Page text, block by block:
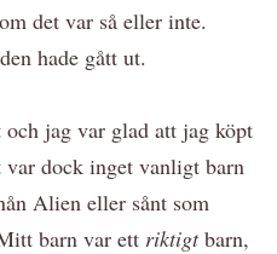
det var så eller inte.
hade gått ut.
jag var glad att jag köpt
var dock inget vanligt barn
Alien eller sånt som
barn var ett riktigtbarn,